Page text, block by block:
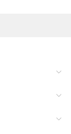
応状況ページへ